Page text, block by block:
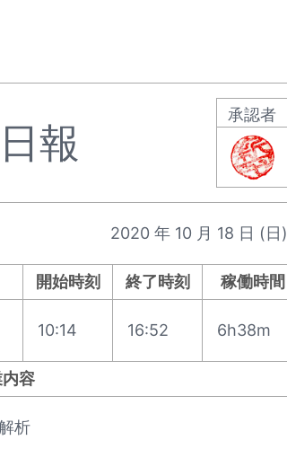
報
承認者
2020 年 10 月 18 日 (日)
開始時刻 終了時刻 稼働時間
10:14 16:52 6h38m
容
析